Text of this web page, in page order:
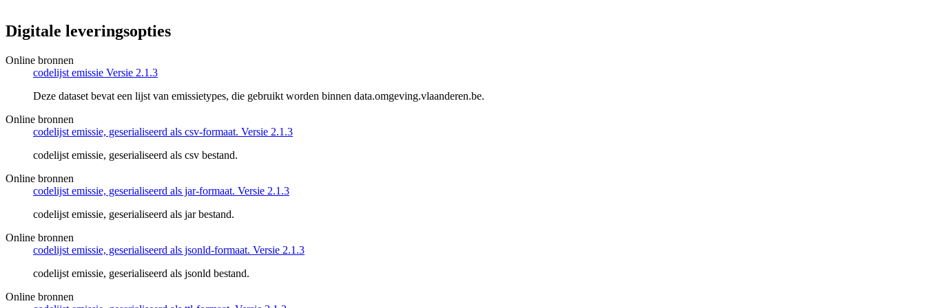
Digitale leveringsopties
Online bronnen
codelijst emissie Versie 2.1.3
Deze dataset bevat een lijst van emissietypes, die gebruikt worden binnen data.omgeving.vlaanderen.be.
Online bronnen
codelijst emissie, geserialiseerd als csv-formaat. Versie 2.1.3
codelijst emissie, geserialiseerd als csv bestand.
Online bronnen
codelijst emissie, geserialiseerd als jar-formaat. Versie 2.1.3
codelijst emissie, geserialiseerd als jar bestand.
Online bronnen
codelijst emissie, geserialiseerd als jsonld-formaat. Versie 2.1.3
codelijst emissie, geserialiseerd als jsonld bestand.
Online bronnen